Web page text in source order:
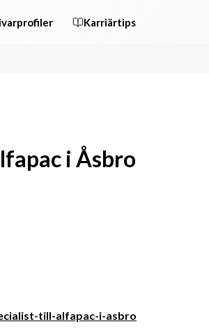
Karriärtips
i Åsbro
till-alfapac-i-asbro